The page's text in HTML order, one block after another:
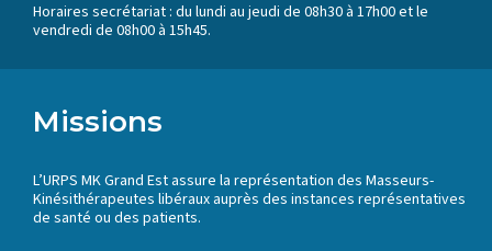
Horaires secrétariat : du lundi au jeudi de 08h30 à 17h00 et le
vendredi de 08h00 à 15h45.
Missions
L’URPS MK Grand Est assure la représentation des Masseurs-
Kinésithérapeutes libéraux auprès des instances représentatives
de santé ou des patients.